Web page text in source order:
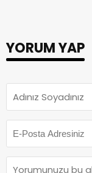
YORUM YAP